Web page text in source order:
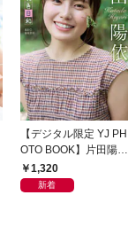
【デジタル限定 YJ PH
OTO BOOK】片田陽依
写真集「羽色日和」
1,320
新着